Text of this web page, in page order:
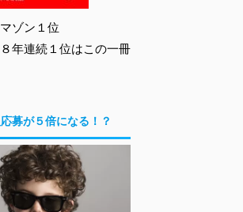
ゾン１位
年連続１位はこの一冊
募が５倍になる！？